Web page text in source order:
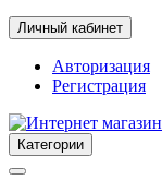
Личный кабинет
Авторизация
Регистрация
Категории